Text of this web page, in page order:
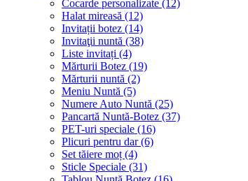
Cocarde personalizate (12)
Halat mireasă (12)
Invitații botez (14)
Invitaţii nuntă (38)
Liste invitați (4)
Mărturii Botez (19)
Mărturii nuntă (2)
Meniu Nuntă (5)
Numere Auto Nuntă (25)
Pancartă Nuntă-Botez (37)
PET-uri speciale (16)
Plicuri pentru dar (6)
Set tăiere moț (4)
Sticle Speciale (31)